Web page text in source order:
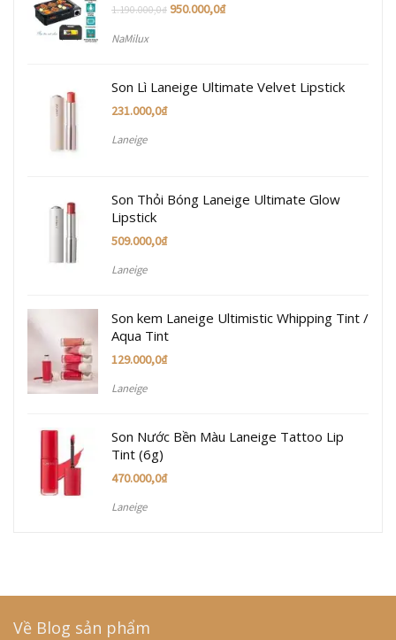
1.190.000,0₫ 950.000,0₫
NaMilux
Son Lì Laneige Ultimate Velvet Lipstick
231.000,0₫
Laneige
Son Thỏi Bóng Laneige Ultimate Glow
Lipstick
509.000,0₫
Laneige
Son kem Laneige Ultimistic Whipping Tint /
Aqua Tint
129.000,0₫
Laneige
Son Nước Bền Màu Laneige Tattoo Lip
Tint (6g)
470.000,0₫
Laneige
Về Blog sản phẩm